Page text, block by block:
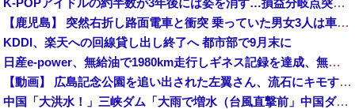
【鹿児島】 突然右折し路面電車と衝突 乗っていた男女3人は車を放置しダッシュで逃走中
KDDI、楽天への回線貸し出し終了へ 都市部で9月末に
日産e-power、無給油で1980km走行しギネス記録を達成、無駄な発電や送電ロスなくEVよりエコを証明
【動画】 広島記念公園を追い出された左翼さん、流石にキモすぎて炎上
中国「大洪水！」三峡ダム「大雨で増水（台風直撃前」中国ダム「緊急放流！」中国鉄道「列車が走行中に流される」中国避難所「支援物資は有料です」謎の勢力「え」→